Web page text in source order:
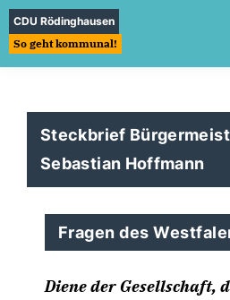
CDU Rödinghausen
So geht kommunal!
Steckbrief
Sebastian Hoffmann
Fragen des
Diene der Gesellschaft,